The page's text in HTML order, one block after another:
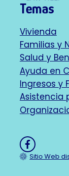
Temas
Footer
Vivienda
Familias y
Salud y
Ayuda en
Ingresos y
Asistencia
Like
onSitio Web